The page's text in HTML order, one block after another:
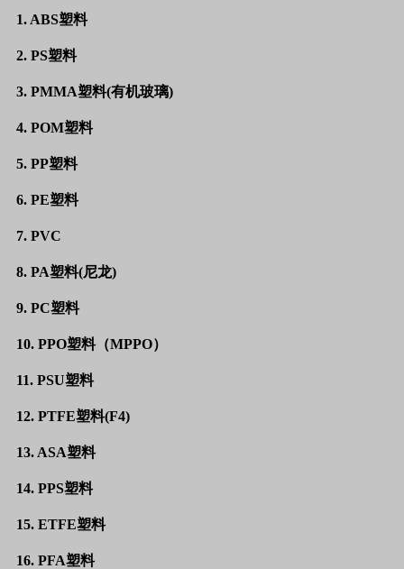
1. ABS塑料
2. PS塑料
3. PMMA塑料(有机玻璃)
4. POM塑料
5. PP塑料
6. PE塑料
7. PVC
8. PA塑料(尼龙)
9. PC塑料
10. PPO塑料（MPPO）
11. PSU塑料
12. PTFE塑料(F4)
13. ASA塑料
14. PPS塑料
15. ETFE塑料
16. PFA塑料